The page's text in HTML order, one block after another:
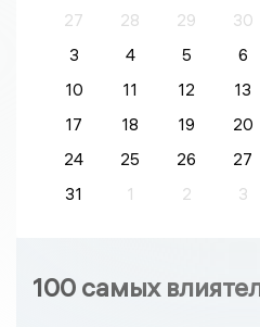
27
28 29 30
3
4 5 6
10
11 12 13
17
18 19 20
24
25 26 27
31
1 2 3
100 самых